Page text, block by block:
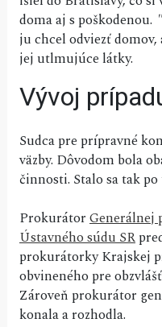
doma aj s poškodenou.
ju chcel odviezť
jej utlmujúce látky.
Vývoj
Sudca pre prípravné
väzby. Dôvodom bola
činnosti. Stalo sa tak
ProkurátorGenerálnej
Ústavného súdu SR
prokurátorky Krajskej
obvineného pre
Zároveň prokurátor
konala a rozhodla.